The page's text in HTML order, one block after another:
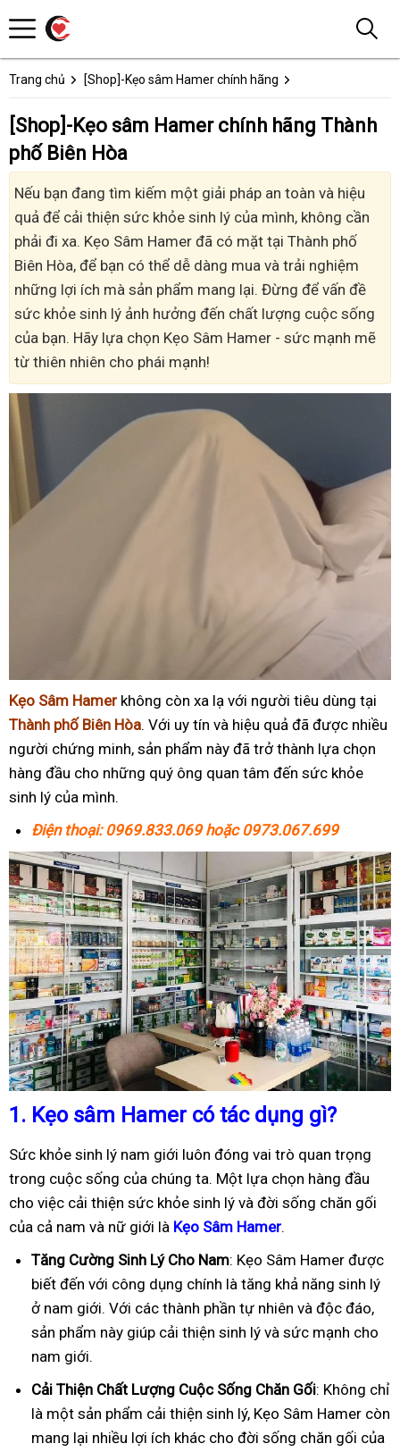
Trang chủ [Shop]-Kẹo sâm Hamer chính hãng
[Shop]-Kẹo sâm Hamer chính hãng Thành
phố Biên Hòa
Nếu bạn đang tìm kiếm một giải pháp an toàn và hiệu
quả để cải thiện sức khỏe sinh lý của mình, không cần
phải đi xa. Kẹo Sâm Hamer đã có mặt tại Thành phố
Biên Hòa, để bạn có thể dễ dàng mua và trải nghiệm
những lợi ích mà sản phẩm mang lại. Đừng để vấn đề
sức khỏe sinh lý ảnh hưởng đến chất lượng cuộc sống
của bạn. Hãy lựa chọn Kẹo Sâm Hamer - sức mạnh mẽ
từ thiên nhiên cho phái mạnh!
Kẹo Sâm Hamer không còn xa lạ với người tiêu dùng tại
Thành phố Biên Hòa. Với uy tín và hiệu quả đã được nhiều
người chứng minh, sản phẩm này đã trở thành lựa chọn
hàng đầu cho những quý ông quan tâm đến sức khỏe
sinh lý của mình.
Điện thoại: 0969.833.069 hoặc 0973.067.699
1. Kẹo sâm Hamer có tác dụng gì?
Sức khỏe sinh lý nam giới luôn đóng vai trò quan trọng
trong cuộc sống của chúng ta. Một lựa chọn hàng đầu
cho việc cải thiện sức khỏe sinh lý và đời sống chăn gối
của cả nam và nữ giới là Kẹo Sâm Hamer.
Tăng Cường Sinh Lý Cho Nam: Kẹo Sâm Hamer được
biết đến với công dụng chính là tăng khả năng sinh lý
ở nam giới. Với các thành phần tự nhiên và độc đáo,
sản phẩm này giúp cải thiện sinh lý và sức mạnh cho
nam giới.
Cải Thiện Chất Lượng Cuộc Sống Chăn Gối: Không chỉ
là một sản phẩm cải thiện sinh lý, Kẹo Sâm Hamer còn
mang lại nhiều lợi ích khác cho đời sống chăn gối của